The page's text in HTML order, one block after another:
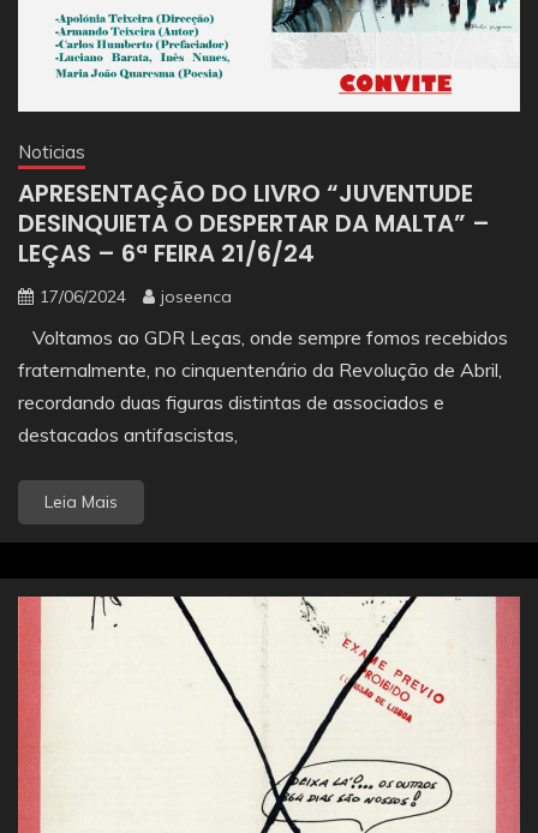
Noticias
APRESENTAÇÃO DO LIVRO “JUVENTUDE
DESINQUIETA O DESPERTAR DA MALTA” –
LEÇAS – 6ª FEIRA 21/6/24
17/06/2024 joseenca
Voltamos ao GDR Leças, onde sempre fomos recebidos
fraternalmente, no cinquentenário da Revolução de Abril,
recordando duas figuras distintas de associados e
destacados antifascistas,
Leia Mais